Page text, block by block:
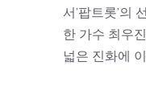
서’팝트롯’의
한 가수 최우
넓은 진화에